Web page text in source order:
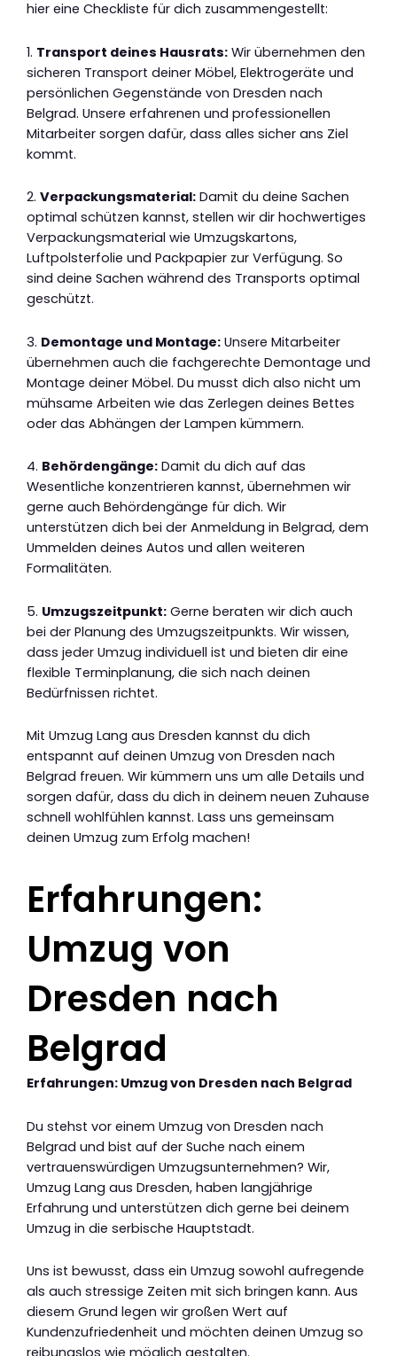
hier eine Checkliste für dich zusammengestellt:
1. Transport deines Hausrats: Wir übernehmen den
sicheren Transport deiner Möbel, Elektrogeräte und
persönlichen Gegenstände von Dresden nach
Belgrad. Unsere erfahrenen und professionellen
Mitarbeiter sorgen dafür, dass alles sicher ans Ziel
kommt.
2. Verpackungsmaterial: Damit du deine Sachen
optimal schützen kannst, stellen wir dir hochwertiges
Verpackungsmaterial wie Umzugskartons,
Luftpolsterfolie und Packpapier zur Verfügung. So
sind deine Sachen während des Transports optimal
geschützt.
3. Demontage und Montage: Unsere Mitarbeiter
übernehmen auch die fachgerechte Demontage und
Montage deiner Möbel. Du musst dich also nicht um
mühsame Arbeiten wie das Zerlegen deines Bettes
oder das Abhängen der Lampen kümmern.
4. Behördengänge: Damit du dich auf das
Wesentliche konzentrieren kannst, übernehmen wir
gerne auch Behördengänge für dich. Wir
unterstützen dich bei der Anmeldung in Belgrad, dem
Ummelden deines Autos und allen weiteren
Formalitäten.
5. Umzugszeitpunkt: Gerne beraten wir dich auch
bei der Planung des Umzugszeitpunkts. Wir wissen,
dass jeder Umzug individuell ist und bieten dir eine
flexible Terminplanung, die sich nach deinen
Bedürfnissen richtet.
Mit Umzug Lang aus Dresden kannst du dich
entspannt auf deinen Umzug von Dresden nach
Belgrad freuen. Wir kümmern uns um alle Details und
sorgen dafür, dass du dich in deinem neuen Zuhause
schnell wohlfühlen kannst. Lass uns gemeinsam
deinen Umzug zum Erfolg machen!
Erfahrungen:
Umzug von
Dresden nach
Belgrad
Erfahrungen: Umzug von Dresden nach Belgrad
Du stehst vor einem Umzug von Dresden nach
Belgrad und bist auf der Suche nach einem
vertrauenswürdigen Umzugsunternehmen? Wir,
Umzug Lang aus Dresden, haben langjährige
Erfahrung und unterstützen dich gerne bei deinem
Umzug in die serbische Hauptstadt.
Uns ist bewusst, dass ein Umzug sowohl aufregende
als auch stressige Zeiten mit sich bringen kann. Aus
diesem Grund legen wir großen Wert auf
Kundenzufriedenheit und möchten deinen Umzug so